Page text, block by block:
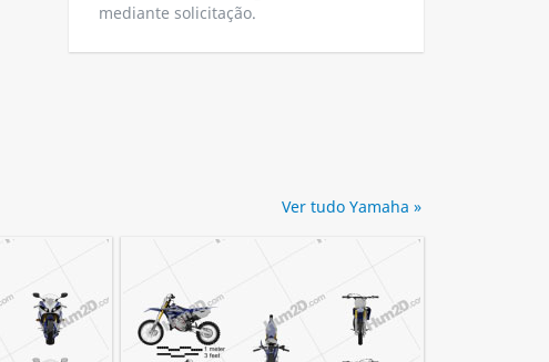
mediante solicitação.
Ver tudo Yamaha »